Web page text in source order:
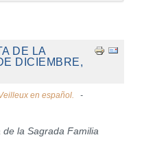
DE LA
DICIEMBRE,
en español.
la Sagrada Familia